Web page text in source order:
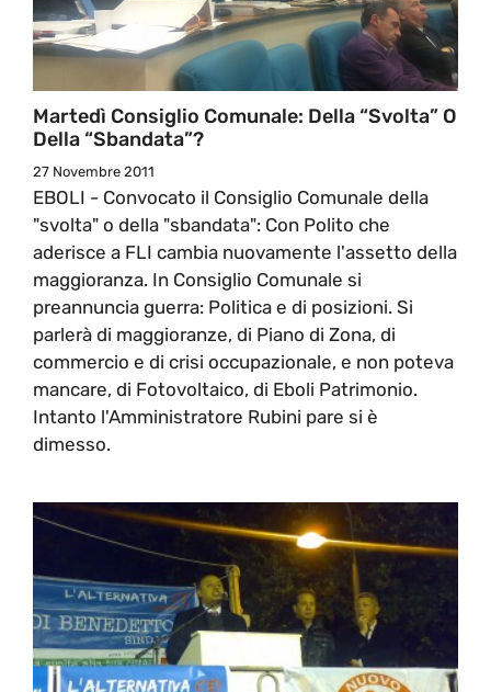
Martedì Consiglio Comunale: Della “svolta” O
Della “sbandata”?
27 Novembre 2011
EBOLI - Convocato il Consiglio Comunale della
"svolta" o della "sbandata": Con Polito che
aderisce a FLI cambia nuovamente l'assetto della
maggioranza. In Consiglio Comunale si
preannuncia guerra: Politica e di posizioni. Si
parlerà di maggioranze, di Piano di Zona, di
commercio e di crisi occupazionale, e non poteva
mancare, di Fotovoltaico, di Eboli Patrimonio.
Intanto l'Amministratore Rubini pare si è
dimesso.